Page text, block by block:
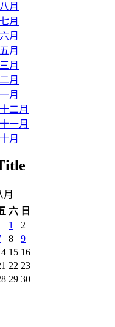
月
月
月
月
月
月
月
二月
一月
月
月
六 日
1
2
8
9
15 16
22 23
29 30